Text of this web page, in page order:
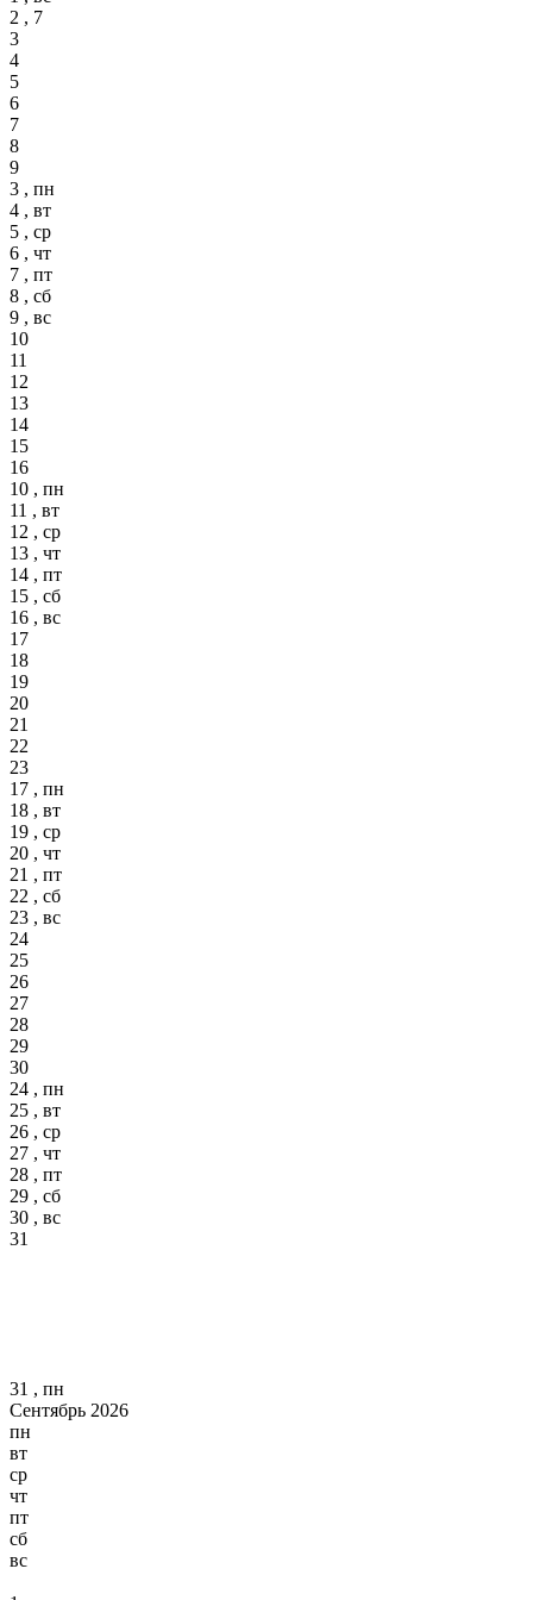
2 , 7
3
4
5
6
7
8
9
3 , пн
4 , вт
5 , ср
6 , чт
7 , пт
8 , сб
9 , вс
10
11
12
13
14
15
16
10 , пн
11 , вт
12 , ср
13 , чт
14 , пт
15 , сб
16 , вс
17
18
19
20
21
22
23
17 , пн
18 , вт
19 , ср
20 , чт
21 , пт
22 , сб
23 , вс
24
25
26
27
28
29
30
24 , пн
25 , вт
26 , ср
27 , чт
28 , пт
29 , сб
30 , вс
31
31 , пн
Сентябрь 2026
пн
вт
ср
чт
пт
сб
вс